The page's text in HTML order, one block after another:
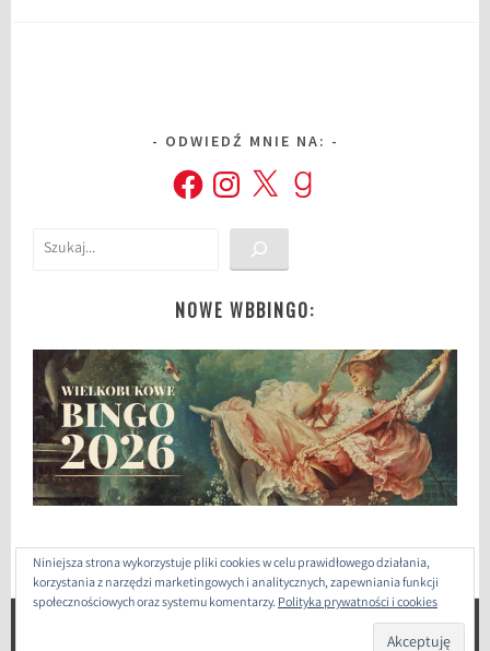
ODWIEDŹ MNIE NA:
FacebookInstagram
X Goodreads
Szukaj
NOWE WBBINGO:
THEME: SELA
Niniejsza strona wykorzystuje pliki cookies w celu prawidłowego działania,
korzystania z narzędzi marketingowych i analitycznych, zapewniania funkcji
społecznościowych oraz systemu komentarzy.Polityka prywatności i cookies